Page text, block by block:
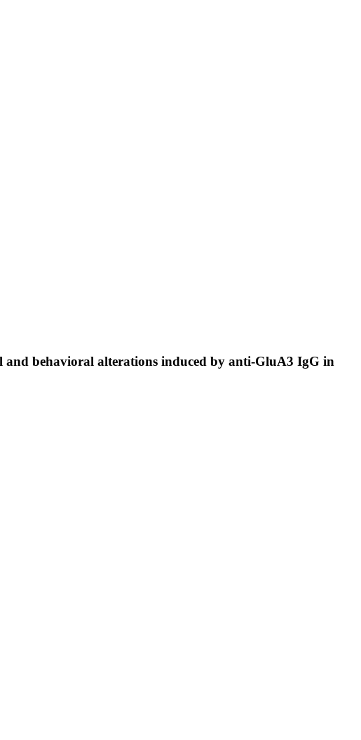
and behavioral alterations induced by anti-GluA3 IgG in